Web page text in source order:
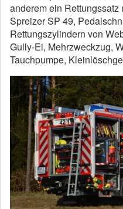
anderem ein
Spreizer SP 49,
Rettungszylindern von
Gully-Ei, Mehrzweckzug,
Tauchpumpe,